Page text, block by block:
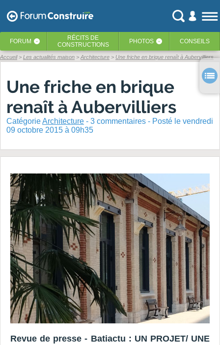
FORUM ‹ RÉCITS DE
CONSTRUCTIONS
PHOTOS ‹ CONSEILS
Accueil Les actualités maison Architecture Une friche en brique renaît à Aubervilliers
Une friche en brique
renaît à Aubervilliers
CatégorieArchitecture - 3 commentaires - Posté le vendredi
09 octobre 2015 à 09h35
Revue de presse - Batiactu : UN PROJET/ UNE